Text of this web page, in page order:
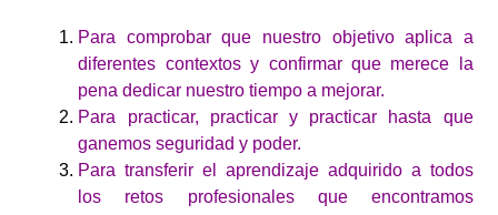
Para comprobar que nuestro objetivo aplica a
diferentes contextos y confirmar que merece la
pena dedicar nuestro tiempo a mejorar.
Para practicar, practicar y practicar hasta que
ganemos seguridad y poder.
Para transferir el aprendizaje adquirido a todos
los retos profesionales que encontramos